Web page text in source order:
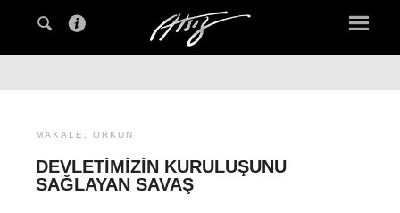
MAKALE , ORKUN
DEVLETIMIZIN KURULUŞUNU
SAĞLAYAN SAVAŞ